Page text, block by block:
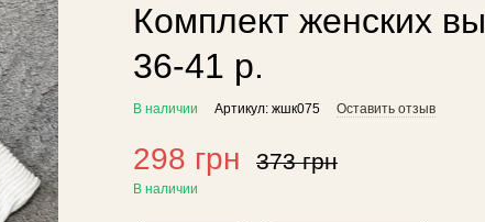
Комплект женских
36-41 р.
В наличии Артикул: жшк075 Оставить отзыв
298 грн 373 грн
В наличии